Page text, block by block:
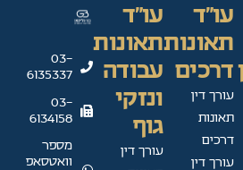
עו"ד
תאונות
דרכים
עורך דין
תאונות
דרכים
עורך דין
עו"ד
תאונות
עבודה
ונזקי
גוף
עורך דין
03-
6135337
03-
6134158
מספר
וואטסאפ